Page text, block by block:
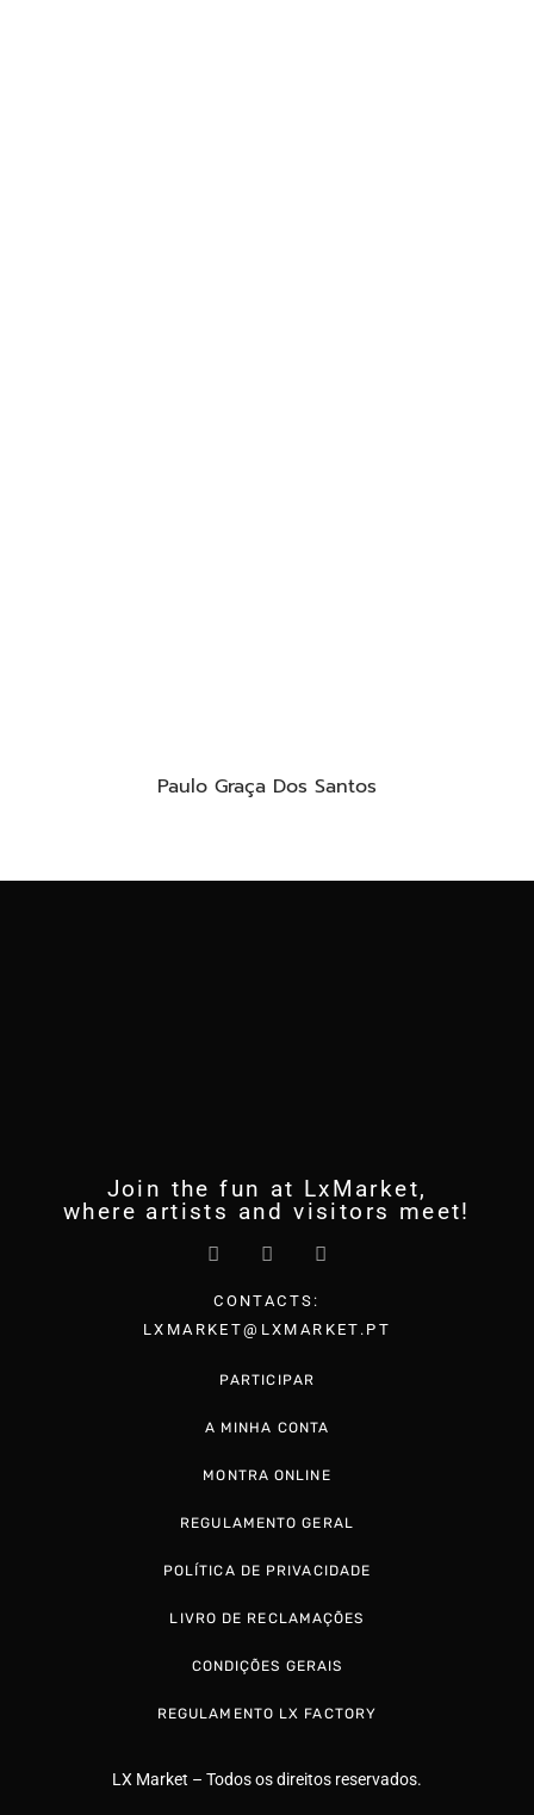
Paulo Graça Dos Santos
Join the fun at LxMarket,
where artists and visitors meet!
CONTACTS:
LXMARKET@LXMARKET.PT
POLÍTICA DE PRIVACIDADE
LIVRO DE RECLAMAÇÕES
CONDIÇÕES GERAIS
REGULAMENTO LX FACTORY
PARTICIPAR
A MINHA CONTA
MONTRA ONLINE
REGULAMENTO GERAL
LX Market – Todos os direitos reservados.